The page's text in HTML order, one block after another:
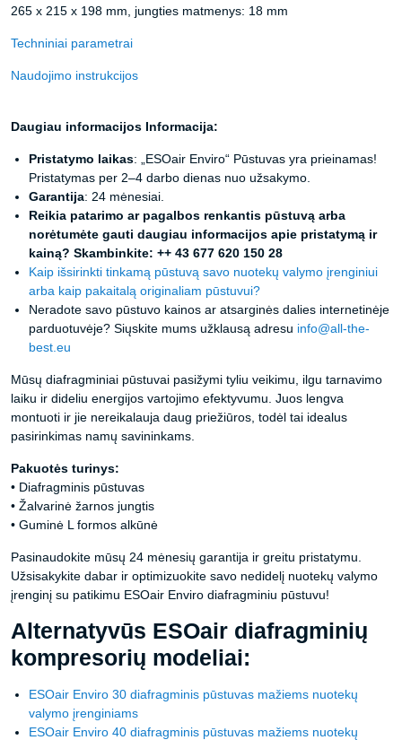
265 x 215 x 198 mm, jungties matmenys: 18 mm
Techniniai parametrai
Naudojimo instrukcijos
Daugiau informacijos Informacija:
Pristatymo laikas: „ESOair Enviro“ Pūstuvas yra prieinamas!
Pristatymas per 2–4 darbo dienas nuo užsakymo.
Garantija: 24 mėnesiai.
Reikia patarimo ar pagalbos renkantis pūstuvą arba
norėtumėte gauti daugiau informacijos apie pristatymą ir
kainą? Skambinkite: ++ 43 677 620 150 28
Kaip išsirinkti tinkamą pūstuvą savo nuotekų valymo įrenginiui
arba kaip pakaitalą originaliam pūstuvui?
Neradote savo pūstuvo kainos ar atsarginės dalies internetinėje
parduotuvėje? Siųskite mums užklausą adresu info@all-the-
best.eu
Mūsų diafragminiai pūstuvai pasižymi tyliu veikimu, ilgu tarnavimo
laiku ir dideliu energijos vartojimo efektyvumu. Juos lengva
montuoti ir jie nereikalauja daug priežiūros, todėl tai idealus
pasirinkimas namų savininkams.
Pakuotės turinys:
• Diafragminis pūstuvas
• Žalvarinė žarnos jungtis
• Guminė L formos alkūnė
Pasinaudokite mūsų 24 mėnesių garantija ir greitu pristatymu.
Užsisakykite dabar ir optimizuokite savo nedidelį nuotekų valymo
įrenginį su patikimu ESOair Enviro diafragminiu pūstuvu!
Alternatyvūs ESOair diafragminių
kompresorių modeliai:
ESOair Enviro 30 diafragminis pūstuvas mažiems nuotekų
valymo įrenginiams
ESOair Enviro 40 diafragminis pūstuvas mažiems nuotekų